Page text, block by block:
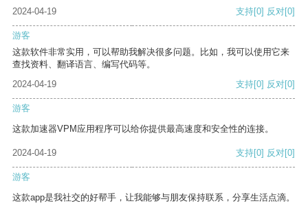
2024-04-19
支持[0] 反对[0]
游客
这款软件非常实用，可以帮助我解决很多问题。比如，我可以使用它来
查找资料、翻译语言、编写代码等。
2024-04-19
支持[0] 反对[0]
游客
这款加速器VPM应用程序可以给你提供最高速度和安全性的连接。
2024-04-19 支持[0] 反对[0]
游客
这款app是我社交的好帮手，让我能够与朋友保持联系，分享生活点滴。